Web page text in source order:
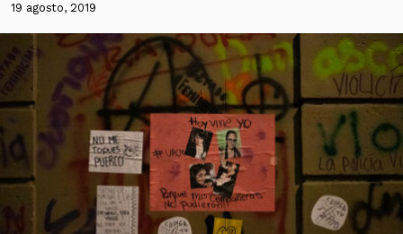
19 agosto, 2019